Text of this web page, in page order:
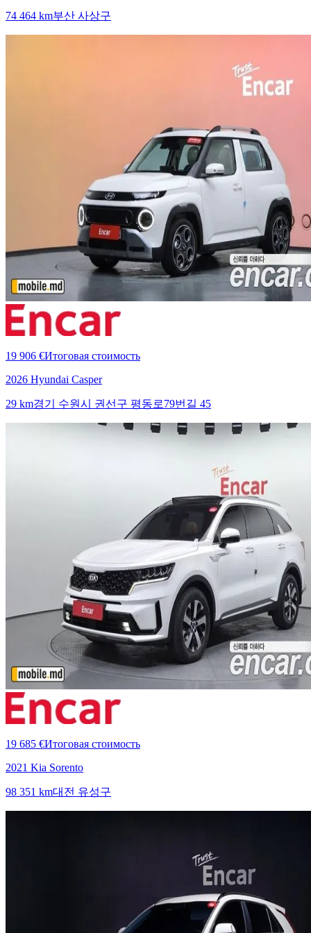
74 464 km부산 사상구
19 906 €Итоговая стоимость
2026 Hyundai Casper
29 km경기 수원시 권선구 평동로79번길 45
19 685 €Итоговая стоимость
2021 Kia Sorento
98 351 km대전 유성구